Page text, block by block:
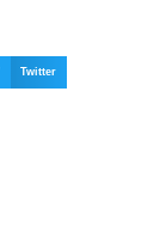
Twitter